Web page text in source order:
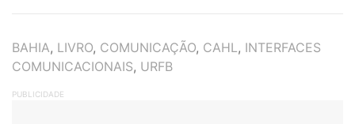
TAGS
BAHIA, LIVRO, COMUNICAÇÃO, CAHL, INTERFACES
COMUNICACIONAIS, URFB
PUBLICIDADE